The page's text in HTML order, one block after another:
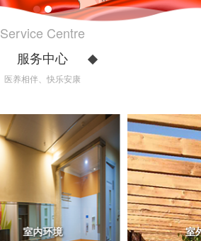
Service Centre
服务中心
医养相伴、快乐安康
室内环境 室